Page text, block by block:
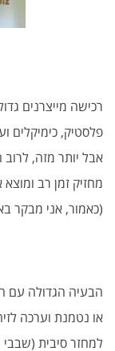
רכישה מייצרנים
פלסטיק, כימיקלים
אבל יותר מזה,
מחזיק זמן רב
(כאמור, אני מבקר
הבעיה הגדולה עם
או נטמנת וערכה
למחזר סיבית